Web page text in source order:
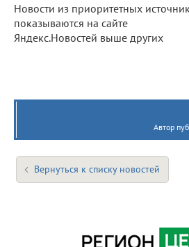
Новости из приоритетных
показываются на сайте
Яндекс.Новостей выше других
Автор
Вернуться к списку новостей